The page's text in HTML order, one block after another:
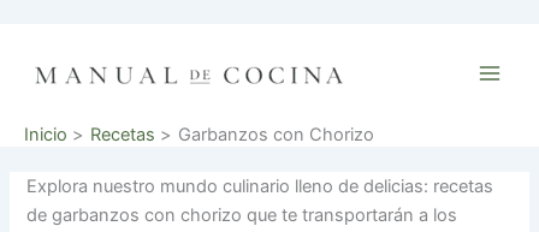
contenido
Inicio Recetas Garbanzos con Chorizo
Explora nuestro mundo culinario lleno de delicias: recetas
de garbanzos con chorizo que te transportarán a los